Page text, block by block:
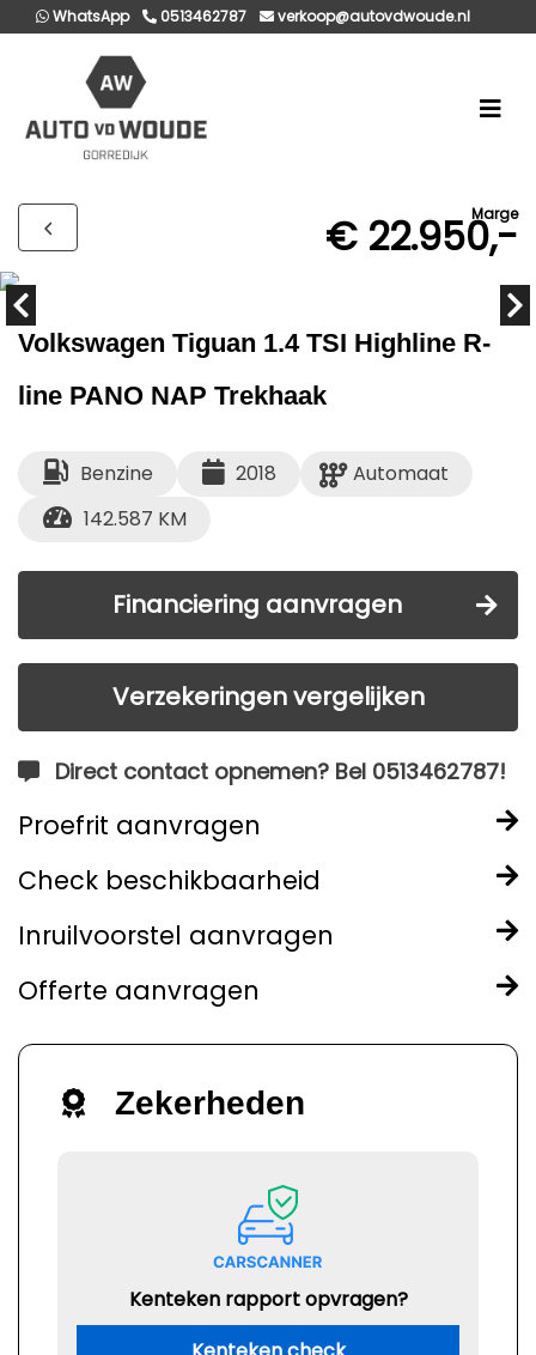
WhatsApp 0513462787 verkoop@autovdwoude.nl
Marge
€ 22.950,-
Volkswagen Tiguan 1.4 TSI Highline R-
line PANO NAP Trekhaak
Benzine 2018
Automaat
142.587 KM
Financiering aanvragen
Verzekeringen vergelijken
Direct contact opnemen? Bel 0513462787!
Proefrit aanvragen
Check beschikbaarheid
Inruilvoorstel aanvragen
Offerte aanvragen
Zekerheden
Kenteken rapport opvragen?